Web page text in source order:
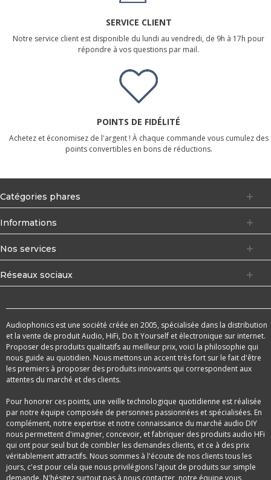
SERVICE CLIENT
Notre service client est disponible du lundi au vendredi, de 9h à 17h pour
répondre à vos questions par mail.
POINTS DE FIDÉLITÉ
Achetez et économisez de l'argent ! À chaque commande vous cumulez des
points convertibles en bons de réductions.
Catégories phares
Informations
Nos services
Réseaux sociaux
Audiophonics est une société créée en 2005, spécialisée dans la distribution
et la vente de produit Audio, HiFi, Do It Yourself et électronique sur internet.
Proposer des produits qualitatifs au meilleur prix, voici la philosophie qui
nous guide au quotidien. Nous mettons un accent très fort sur le fait d'être
les premiers à proposer des produits innovants qui correspondent aux
attentes du marché et des clients.
Pour honorer ces points, une veille technologique quotidienne est réalisée
par notre équipe composée de personnes passionnées et spécialisées. En
complément, notre expertise et notre connaissance du marché audio DIY
nous permettent d'imaginer, concevoir, et fabriquer des produits audio HFi
qui ont pour seul but de combler les demandes clients, et ce à des prix
véritablement attractifs. Nous sommes à l'écoute de nos clients tous les
jours, c'est pour cela que nous privilégions l'ajout de produits sur simple
demande. N'hésitez surtout pas à nous contacter, notre équipe vous